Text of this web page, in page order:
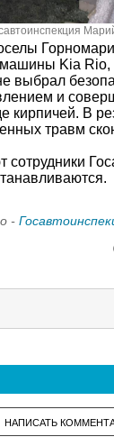
Kia Rio,
выбрал
и
кирпичей. В
травм
сотрудники
-
НАПИСАТЬ